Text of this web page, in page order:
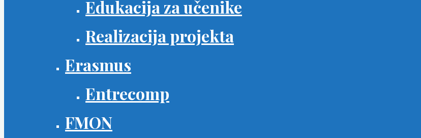
Edukacija za učenike
Realizacija projekta
Erasmus
Entrecomp
FMON